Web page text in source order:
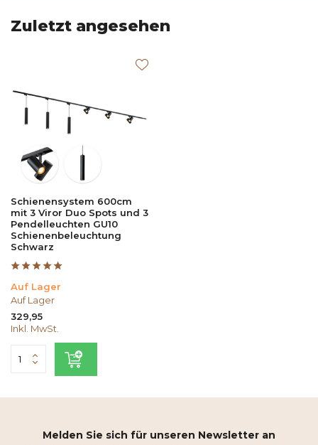
Zuletzt angesehen
Schienensystem 600cm
mit 3 Viror Duo Spots und 3
Pendelleuchten GU10
Schienenbeleuchtung
Schwarz
Auf Lager
Auf Lager
329,95
Inkl. MwSt.
Melden Sie sich für unseren Newsletter an